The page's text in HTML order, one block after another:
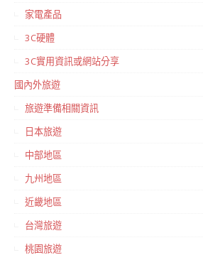
家電產品
3C硬體
3C實用資訊或網站分享
國內外旅遊
旅遊準備相關資訊
日本旅遊
中部地區
九州地區
近畿地區
台灣旅遊
桃園旅遊